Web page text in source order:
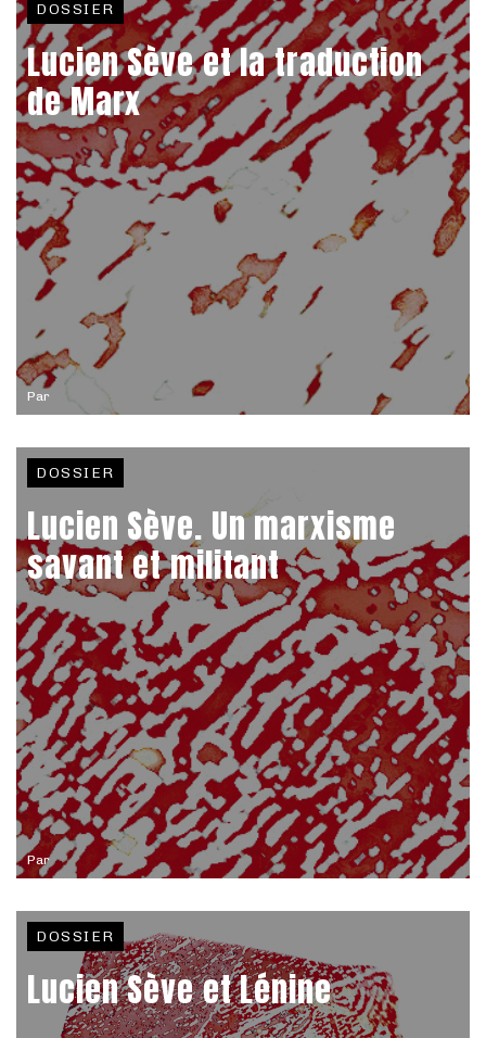
Par
DOSSIER
Lucien Sève et la traduction
de Marx
Par
DOSSIER
Lucien Sève. Un marxisme
savant et militant
DOSSIER
Lucien Sève et Lénine